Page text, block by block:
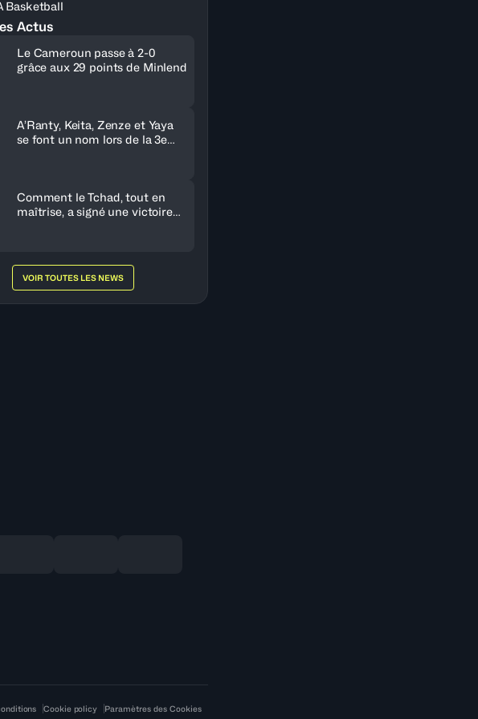
Tableau
Basketball
Actus
Le Cameroun passe à 2-0
grâce aux 29 points de Minlend
A’Ranty, Keita, Zenze et Yaya
se font un nom lors de la 3e
Comment le Tchad, tout en
maîtrise, a signé une victoire
VOIR TOUTES LES NEWS
Cookie policy Paramètres des Cookies